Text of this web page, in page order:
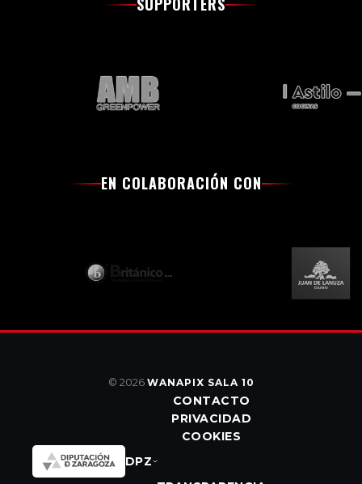
SUPPORTERS
EN COLABORACIÓN CON
© 2026 WANAPIX SALA 10
CONTACTO
PRIVACIDAD
COOKIES
DPZ